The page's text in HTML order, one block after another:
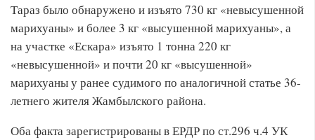
Тараз было обнаружено и изъято 730 кг «невысушенной
марихуаны» и более 3 кг «высушенной марихуаны», а
на участке «Ескара» изъято 1 тонна 220 кг
«невысушенной» и почти 20 кг «высушенной»
марихуаны у ранее судимого по аналогичной статье 36-
летнего жителя Жамбылского района.
Оба факта зарегистрированы в ЕРДР по ст.296 ч.4 УК